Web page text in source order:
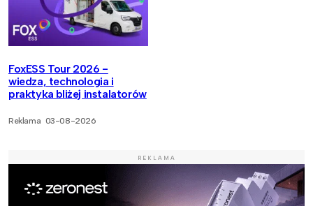
FoxESS Tour 2026 -
wiedza, technologia i
praktyka bliżej instalatorów
Reklama 03-08-2026
REKLAMA